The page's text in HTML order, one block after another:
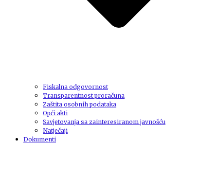
Fiskalna odgovornost
Transparentnost proračuna
Zaštita osobnih podataka
Opći akti
Savjetovanja sa zainteresiranom javnošću
Natječaji
Dokumenti